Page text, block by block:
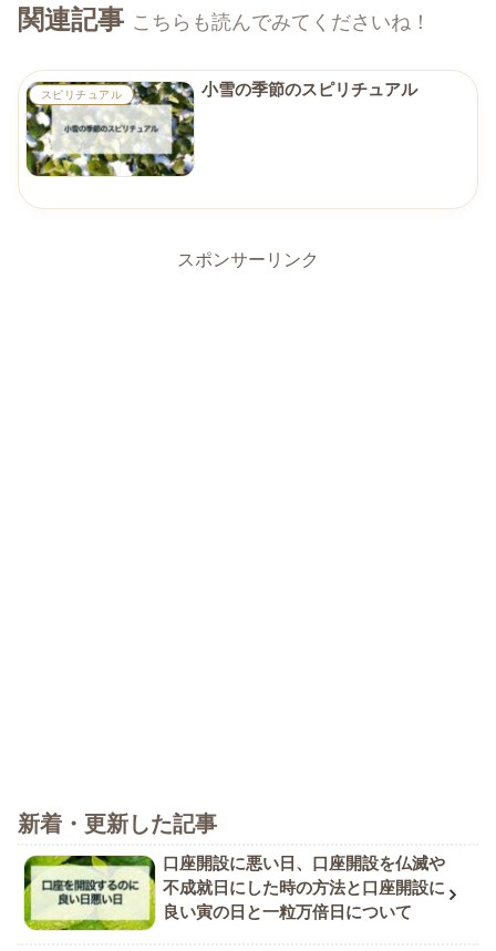
関連記事 こちらも読んでみてくださいね！
スピリチュアル 小雪の季節のスピリチュアル
スポンサーリンク
新着・更新した記事
口座開設に悪い日、口座開設を仏滅や
不成就日にした時の方法と口座開設に
良い寅の日と一粒万倍日について